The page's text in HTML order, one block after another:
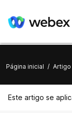
Página inicial / Artigo
Este artigo se